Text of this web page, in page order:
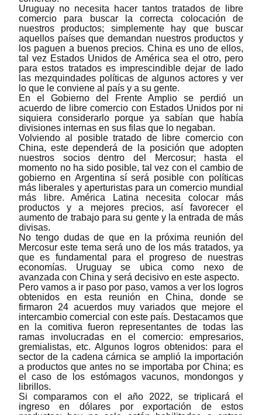
Uruguay no necesita hacer tantos tratados de libre
comercio para buscar la correcta colocación de
nuestros productos; simplemente hay que buscar
aquellos países que demandan nuestros productos y
los paguen a buenos precios. China es uno de ellos,
tal vez Estados Unidos de América sea el otro, pero
para estos tratados es imprescindible dejar de lado
las mezquindades políticas de algunos actores y ver
lo que le conviene al país y a su gente.
En el Gobierno del Frente Amplio se perdió un
acuerdo de libre comercio con Estados Unidos por ni
siquiera considerarlo porque ya sabían que había
divisiones internas en sus filas que lo negaban.
Volviendo al posible tratado de libre comercio con
China, este dependerá de la posición que adopten
nuestros socios dentro del Mercosur; hasta el
momento no ha sido posible, tal vez con el cambio de
gobierno en Argentina sí será posible con políticas
más liberales y aperturistas para un comercio mundial
más libre. América Latina necesita colocar más
productos y a mejores precios, así favorecer el
aumento de trabajo para su gente y la entrada de más
divisas.
No tengo dudas de que en la próxima reunión del
Mercosur este tema será uno de los más tratados, ya
que es fundamental para el progreso de nuestras
economías. Uruguay se ubica como nexo de
avanzada con China y será decisivo en este aspecto.
Pero vamos a ir paso por paso, vamos a ver los logros
obtenidos en esta reunión en China, donde se
firmaron 24 acuerdos muy variados que mejore el
intercambio comercial con este país. Destacamos que
en la comitiva fueron representantes de todas las
ramas involucradas en el comercio: empresarios,
gremialistas, etc. Algunos logros obtenidos: para el
sector de la cadena cárnica se amplió la importación
a productos que antes no se importaba por China; es
el caso de los estómagos vacunos, mondongos y
librillos.
Si comparamos con el año 2022, se triplicará el
ingreso en dólares por exportación de estos